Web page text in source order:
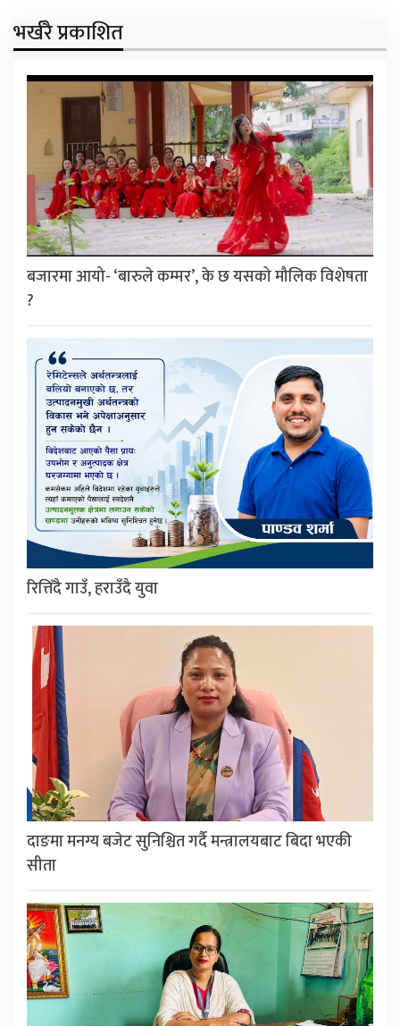
भर्खरै प्रकाशित
बजारमा आयो- ‘बारुले कम्मर’, के छ यसको मौलिक विशेषता
?
रित्तिँदै गाउँ, हराउँदै युवा
दाङमा मनग्य बजेट सुनिश्चित गर्दै मन्त्रालयबाट बिदा भएकी
सीता